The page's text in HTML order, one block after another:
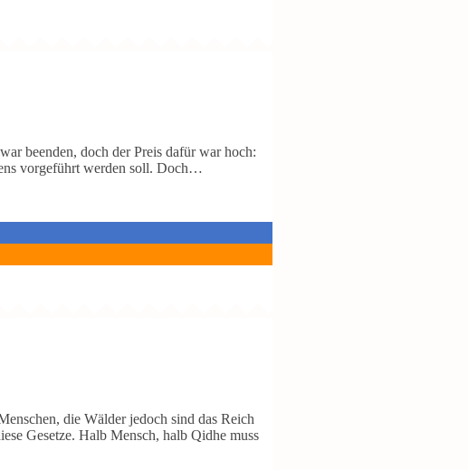
beenden, doch der Preis dafür war hoch:
vorgeführt werden soll. Doch…
die Wälder jedoch sind das Reich
Gesetze. Halb Mensch, halb Qidhe muss